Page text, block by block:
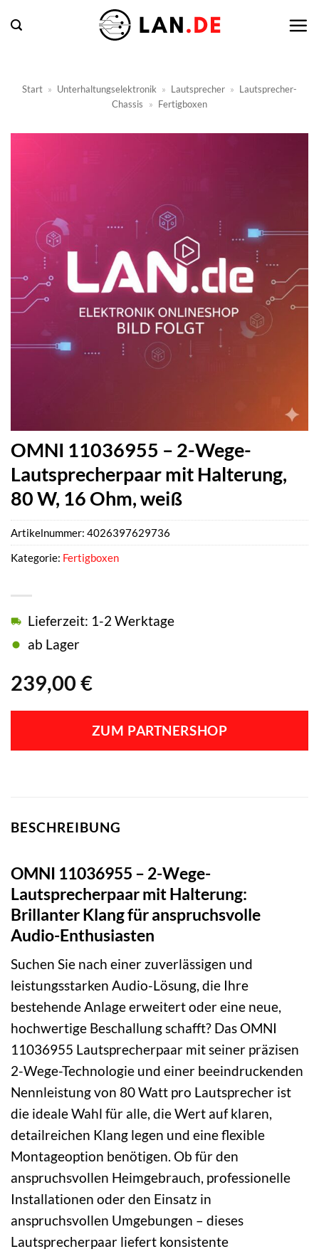
Inhalt
Start » Unterhaltungselektronik » Lautsprecher » Lautsprecher-
Chassis
» Fertigboxen
OMNI 11036955 – 2-Wege-
Lautsprecherpaar mit Halterung,
80 W, 16 Ohm, weiß
239,00 €
Lieferzeit: 1-2 Werktage
ab Lager
ZUM PARTNERSHOP
Artikelnummer: 4026397629736
Kategorie: Fertigboxen
BESCHREIBUNG
OMNI 11036955 – 2-Wege-
Lautsprecherpaar mit Halterung:
Brillanter Klang für anspruchsvolle
Audio-Enthusiasten
Suchen Sie nach einer zuverlässigen und
leistungsstarken Audio-Lösung, die Ihre
bestehende Anlage erweitert oder eine neue,
hochwertige Beschallung schafft? Das OMNI
11036955 Lautsprecherpaar mit seiner präzisen
2-Wege-Technologie und einer beeindruckenden
Nennleistung von 80 Watt pro Lautsprecher ist
die ideale Wahl für alle, die Wert auf klaren,
detailreichen Klang legen und eine flexible
Montageoption benötigen. Ob für den
anspruchsvollen Heimgebrauch, professionelle
Installationen oder den Einsatz in
anspruchsvollen Umgebungen – dieses
Lautsprecherpaar liefert konsistente